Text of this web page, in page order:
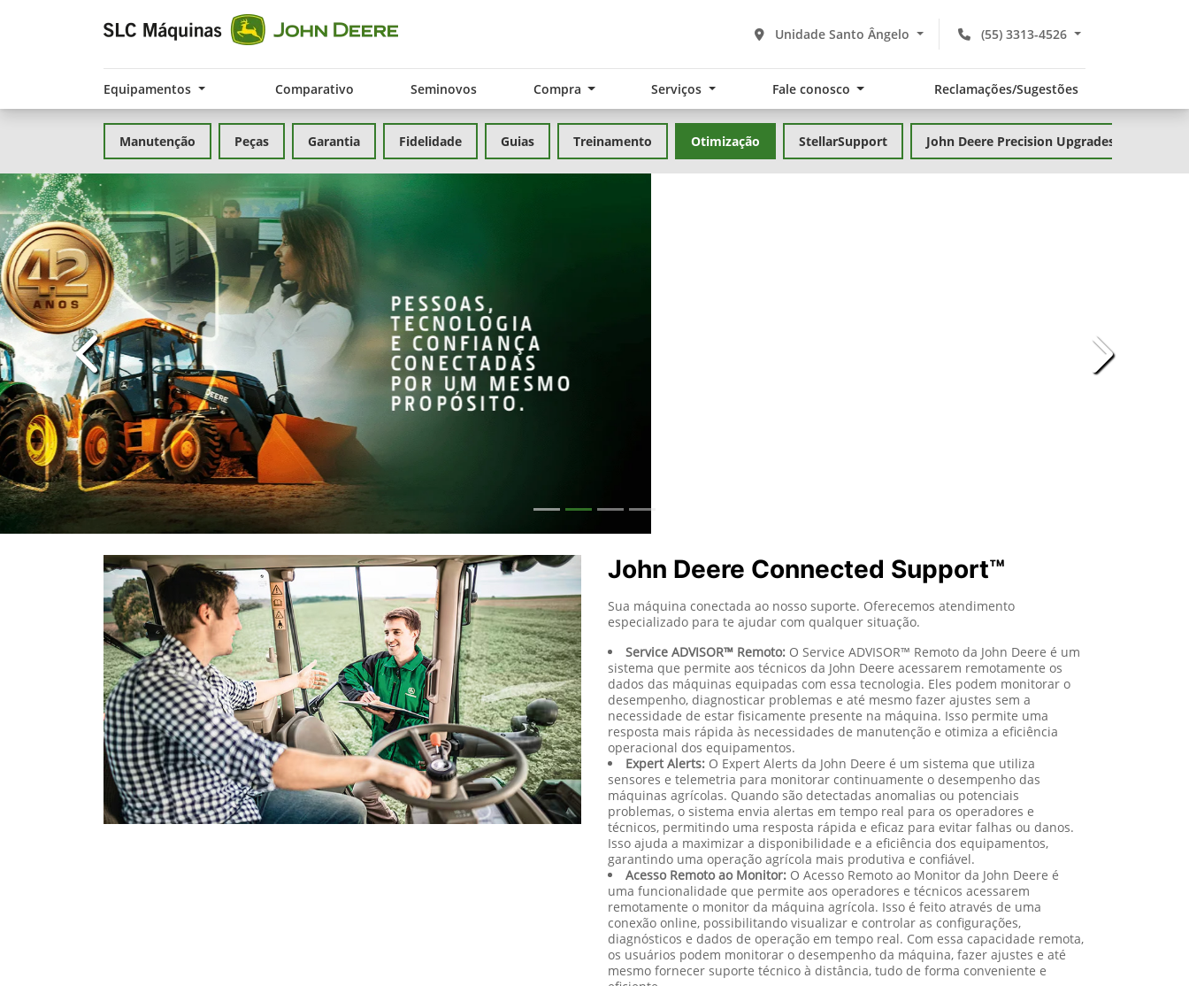
(55) 3313-4526
Unidade Santo Ângelo
Equipamentos Comparativo Seminovos Compra Serviços Fale conosco Reclamações/Sugestões
Manutenção Peças Garantia Fidelidade Guias Treinamento Otimização StellarSupport John Deere Precision Upgrades
templates.template-01.components.carousel.texts.control_prev
John Deere Connected Support™
Sua máquina conectada ao nosso suporte. Oferecemos atendimento
especializado para te ajudar com qualquer situação.
Service ADVISOR™ Remoto: O Service ADVISOR™ Remoto da John Deere é um
sistema que permite aos técnicos da John Deere acessarem remotamente os
dados das máquinas equipadas com essa tecnologia. Eles podem monitorar o
desempenho, diagnosticar problemas e até mesmo fazer ajustes sem a
necessidade de estar fisicamente presente na máquina. Isso permite uma
resposta mais rápida às necessidades de manutenção e otimiza a eficiência
operacional dos equipamentos.
Expert Alerts:O Expert Alerts da John Deere é um sistema que utiliza
sensores e telemetria para monitorar continuamente o desempenho das
máquinas agrícolas. Quando são detectadas anomalias ou potenciais
problemas, o sistema envia alertas em tempo real para os operadores e
técnicos, permitindo uma resposta rápida e eficaz para evitar falhas ou danos.
Isso ajuda a maximizar a disponibilidade e a eficiência dos equipamentos,
garantindo uma operação agrícola mais produtiva e confiável.
Acesso Remoto ao Monitor:O Acesso Remoto ao Monitor da John Deere é
uma funcionalidade que permite aos operadores e técnicos acessarem
remotamente o monitor da máquina agrícola. Isso é feito através de uma
conexão online, possibilitando visualizar e controlar as configurações,
diagnósticos e dados de operação em tempo real. Com essa capacidade remota,
os usuários podem monitorar o desempenho da máquina, fazer ajustes e até
mesmo fornecer suporte técnico à distância, tudo de forma conveniente e
eficiente.